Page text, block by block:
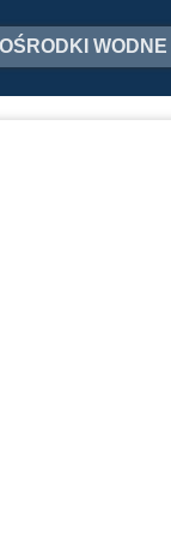
OŚRODKI WODNE